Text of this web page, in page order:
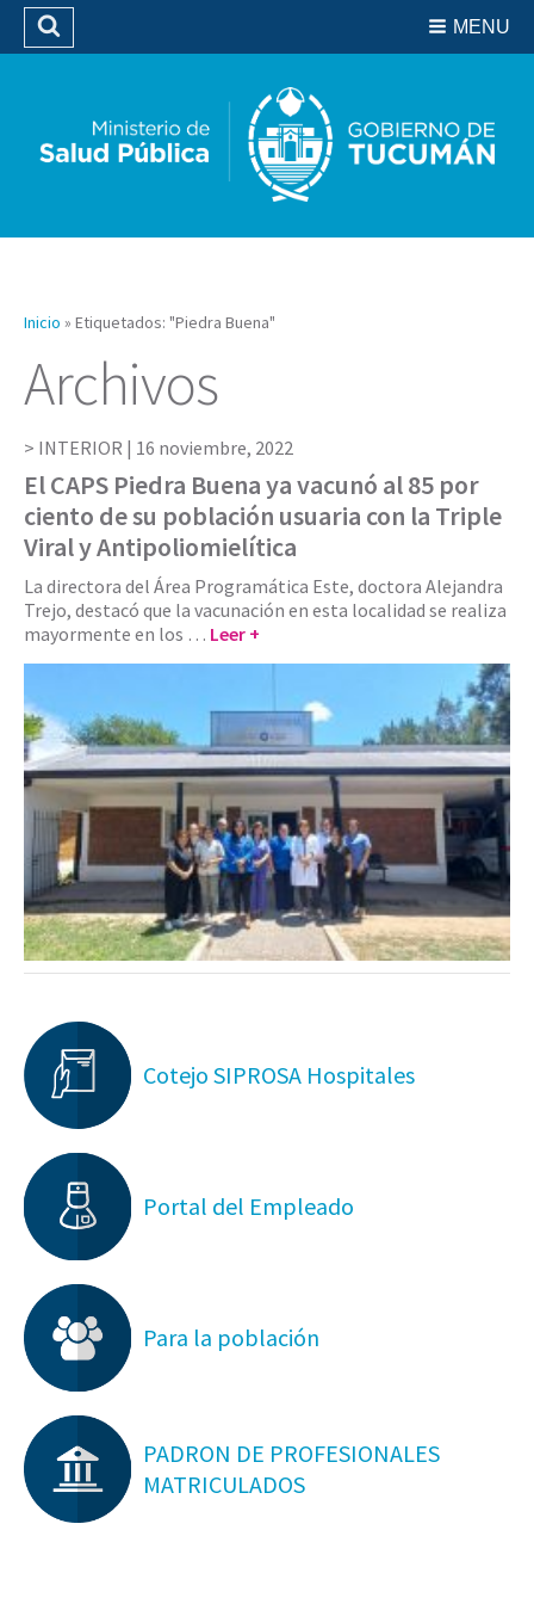
Biblioteca
MENU
Buscar
Inicio » Etiquetados: "Piedra Buena"
Archivos
INTERIOR | 16 noviembre, 2022
El CAPS Piedra Buena ya vacunó al 85 por
ciento de su población usuaria con la Triple
Viral y Antipoliomielítica
La directora del Área Programática Este, doctora Alejandra
Trejo, destacó que la vacunación en esta localidad se realiza
mayormente en los … Leer +
Cotejo SIPROSA Hospitales
Portal del Empleado
Para la población
PADRON DE PROFESIONALES
MATRICULADOS